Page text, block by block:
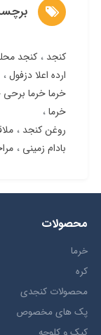
کنجد کنجد
ارده اعلا دزفول
خرما خرما برحی
خرما
روغن کنجد
بادام زمینی
محصولات
خرما
کره
محصولات کنجدی
پک های مخصوص